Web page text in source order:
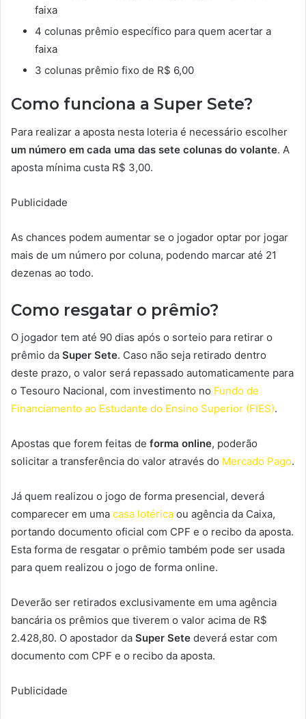
faixa
4 colunas prêmio específico para quem acertar a
faixa
3 colunas prêmio fixo de R$ 6,00
Como funciona a Super Sete?
Para realizar a aposta nesta loteria é necessário escolher
um número em cada uma das sete colunas do volante. A
aposta mínima custa R$ 3,00.
Publicidade
As chances podem aumentar se o jogador optar por jogar
mais de um número por coluna, podendo marcar até 21
dezenas ao todo.
Como resgatar o prêmio?
O jogador tem até 90 dias após o sorteio para retirar o
prêmio da Super Sete. Caso não seja retirado dentro
deste prazo, o valor será repassado automaticamente para
o Tesouro Nacional, com investimento no Fundo de
Financiamento ao Estudante do Ensino Superior (FIES).
Apostas que forem feitas de forma online, poderão
solicitar a transferência do valor através do Mercado Pago.
Já quem realizou o jogo de forma presencial, deverá
comparecer em uma casa lotérica ou agência da Caixa,
portando documento oficial com CPF e o recibo da aposta.
Esta forma de resgatar o prêmio também pode ser usada
para quem realizou o jogo de forma online.
Deverão ser retirados exclusivamente em uma agência
bancária os prêmios que tiverem o valor acima de R$
2.428,80. O apostador da Super Sete deverá estar com
documento com CPF e o recibo da aposta.
Publicidade